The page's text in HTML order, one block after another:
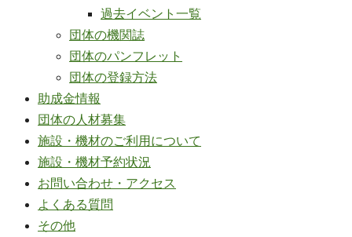
過去イベント一覧
団体の機関誌
団体のパンフレット
団体の登録方法
助成金情報
団体の人材募集
施設・機材のご利用について
施設・機材予約状況
お問い合わせ・アクセス
よくある質問
その他